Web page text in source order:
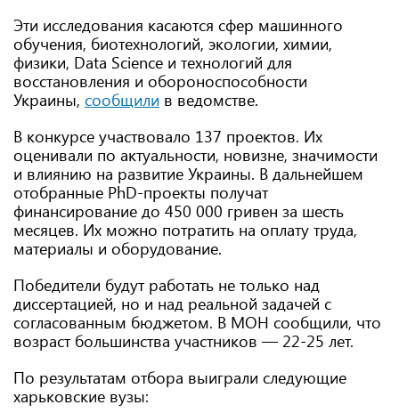
Эти исследования касаются сфер машинного
обучения, биотехнологий, экологии, химии,
физики, Data Science и технологий для
восстановления и обороноспособности
Украины, сообщили в ведомстве.
В конкурсе участвовало 137 проектов. Их
оценивали по актуальности, новизне, значимости
и влиянию на развитие Украины. В дальнейшем
отобранные PhD-проекты получат
финансирование до 450 000 гривен за шесть
месяцев. Их можно потратить на оплату труда,
материалы и оборудование.
Победители будут работать не только над
диссертацией, но и над реальной задачей с
согласованным бюджетом. В МОН сообщили, что
возраст большинства участников — 22-25 лет.
По результатам отбора выиграли следующие
харьковские вузы: